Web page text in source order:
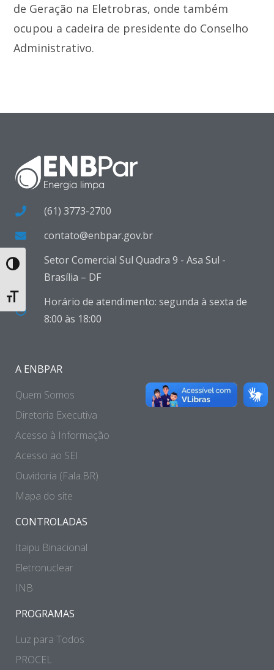
Toggle High Contrast
Toggle Font size
de Geração na Eletrobras, onde também
ocupou a cadeira de presidente do Conselho
Administrativo.
(61) 3773-2700
contato@enbpar.gov.br
Setor Comercial Sul Quadra 9 - Asa Sul -
Brasília – DF
Horário de atendimento: segunda à sexta de
8:00 às 18:00
A ENBPAR
Quem Somos
Diretoria Executiva
Acesso à Informação
Acesso ao SEI
Ouvidoria (Fala.BR)
Mapa do site
CONTROLADAS
Itaipu Binacional
Eletronuclear
INB
PROGRAMAS
Luz para Todos
PROCEL